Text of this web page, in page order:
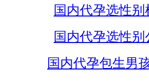
国内代孕选性别
国内代孕选性别
国内代孕包生男